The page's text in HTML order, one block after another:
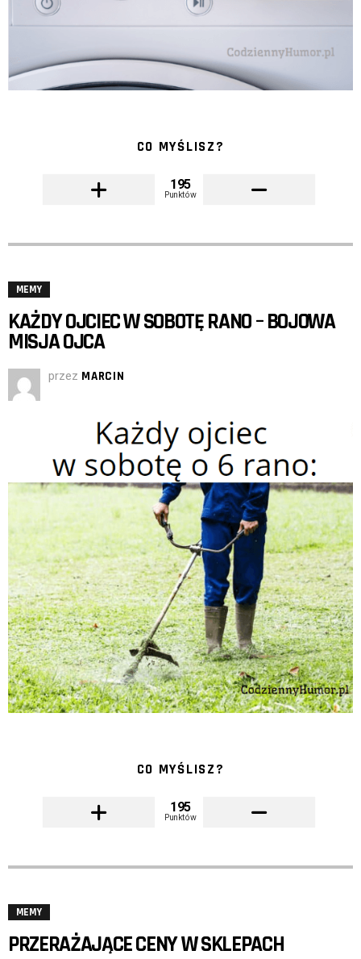
CO MYŚLISZ?
195
Punktów
MEMY
KAŻDY OJCIEC W SOBOTĘ RANO – BOJOWA
MISJA OJCA
przez MARCIN
CO MYŚLISZ?
195
Punktów
MEMY
PRZERAŻAJĄCE CENY W SKLEPACH